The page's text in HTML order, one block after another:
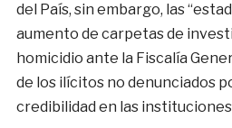
del País, sin embargo, las
aumento de carpetas de
homicidio ante la Fiscalía
de los ilícitos no denunciados
credibilidad en las